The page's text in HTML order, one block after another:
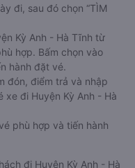
đi, sau đó chọn “TÌM
Kỳ Anh - Hà Tĩnh từ
hợp. Bấm chọn vào
hành đặt vé.
đón, điểm trả và nhập
đi Huyện Kỳ Anh - Hà
phù hợp và tiến hành
đi Huyện Kỳ Anh - Hà